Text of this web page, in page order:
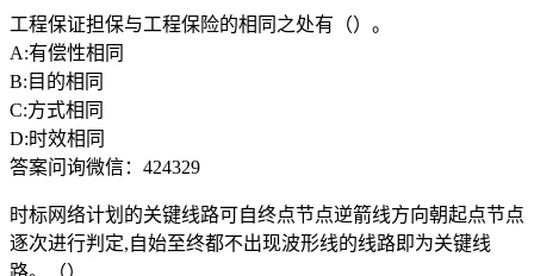
工程保证担保与工程保险的相同之处有（）。
A:有偿性相同
B:目的相同
C:方式相同
D:时效相同
答案问询微信：424329
时标网络计划的关键线路可自终点节点逆箭线方向朝起点节点
逐次进行判定,自始至终都不出现波形线的线路即为关键线
路。（）